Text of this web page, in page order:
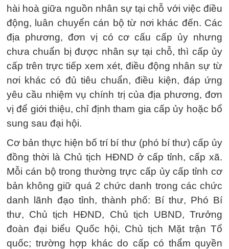
hài hoà giữa nguồn nhân sự tại chỗ với việc điều
động, luân chuyển cán bộ từ nơi khác đến. Các
địa phương, đơn vị có cơ cấu cấp ủy nhưng
chưa chuẩn bị được nhân sự tại chỗ, thì cấp ủy
cấp trên trực tiếp xem xét, điều động nhân sự từ
nơi khác có đủ tiêu chuẩn, điều kiện, đáp ứng
yêu cầu nhiệm vụ chính trị của địa phương, đơn
vị để giới thiệu, chỉ định tham gia cấp ủy hoặc bổ
sung sau đại hội.
Cơ bản thực hiện bố trí bí thư (phó bí thư) cấp ủy
đồng thời là Chủ tịch HĐND ở cấp tỉnh, cấp xã.
Mỗi cán bộ trong thường trực cấp ủy cấp tỉnh cơ
bản không giữ quá 2 chức danh trong các chức
danh lãnh đạo tỉnh, thành phố: Bí thư, Phó Bí
thư, Chủ tịch HĐND, Chủ tịch UBND, Trưởng
đoàn đại biểu Quốc hội, Chủ tịch Mặt trận Tổ
quốc; trường hợp khác do cấp có thẩm quyền